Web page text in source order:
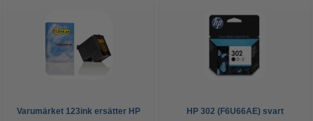
Varumärket 123ink ersätter HP
HP 302 (F6U66AE) svart